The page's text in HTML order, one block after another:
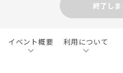
終了し
イベント概要 利用について